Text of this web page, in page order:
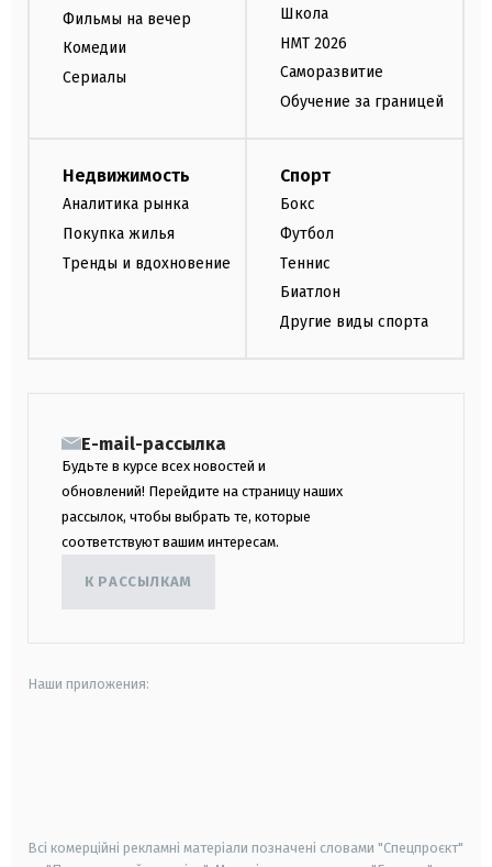
Фильмы на вечер
Комедии
Сериалы
Школа
НМТ 2026
Саморазвитие
Обучение за границей
Недвижимость
Аналитика рынка
Покупка жилья
Тренды и вдохновение
Спорт
Бокс
Футбол
Теннис
Биатлон
Другие виды спорта
E-mail-рассылка
Будьте в курсе всех новостей и
обновлений! Перейдите на страницу наших
рассылок, чтобы выбрать те, которые
соответствуют вашим интересам.
К РАССЫЛКАМ
Наши приложения:
Всі комерційні рекламні матеріали позначені словами "Спецпроєкт"